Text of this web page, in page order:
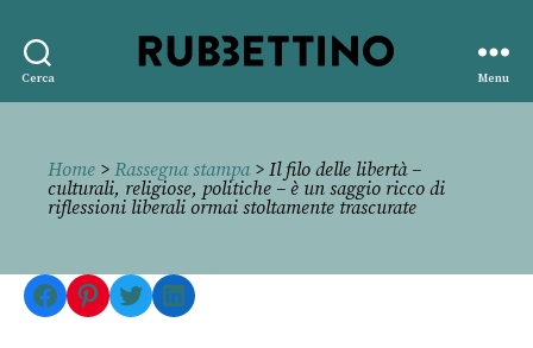
Cerca
editore
Menu
Home > Rassegna stampa> Il filo delle libertà –
culturali, religiose, politiche – è un saggio ricco di
riflessioni liberali ormai stoltamente trascurate
Facebook
Pinterest
TwitterLinkedIn